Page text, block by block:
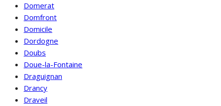
Domerat
Domfront
Domicile
Dordogne
Doubs
Doue-la-Fontaine
Draguignan
Drancy
Draveil